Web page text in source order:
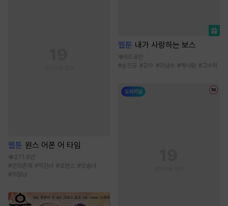
웹툰 원스 어폰 어 타임
271.6만
#인외존재 #직진녀 #로맨스 #모솔녀
#까칠남
웹툰 내가 사랑하는 보스
60.8만
#순진공 #강수 #미남수 #짝사랑 #고수위